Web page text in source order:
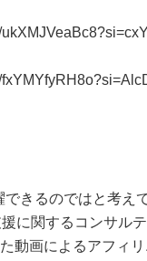
きるのではと考え
に関するコンサル
動画によるアフィ